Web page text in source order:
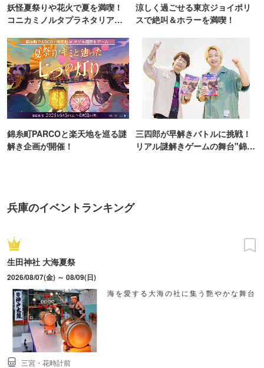
妖怪夏祭りや花火で夏を満喫！
コニカミノルタプラネタリア
涼しく過ごせる東京ジョイポリ
スで絶叫＆ホラーを満喫！
錦糸町PARCOと楽天地を巡る謎
解き企画が開催！
三四郎が早解きバトルに挑戦！
リアル謎解きゲームの舞台"錦糸
兵庫のイベントランキング
生田神社 大海夏祭
2026/08/07(金) ～ 08/09(日)
海を愛する大海の社に集う艶やかな舞台
三宮・花時計前